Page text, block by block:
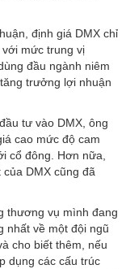
định giá DMX chỉ
mức trung vị
đầu ngành niêm
trưởng lợi nhuận
tư vào DMX, ông
cao mức độ cam
cổ đông. Hơn nữa,
DMX cũng đã
thương vụ mình đang
nhất về một đội ngũ
cho biết thêm, nếu
dụng các cấu trúc